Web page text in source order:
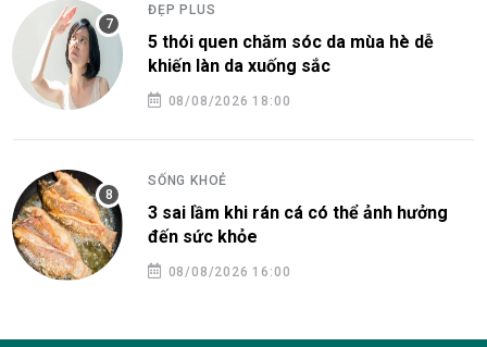
ĐẸP PLUS
5 thói quen chăm sóc da mùa hè dễ
khiến làn da xuống sắc
08/08/2026 18:00
SỐNG KHOẺ
3 sai lầm khi rán cá có thể ảnh hưởng
đến sức khỏe
08/08/2026 16:00